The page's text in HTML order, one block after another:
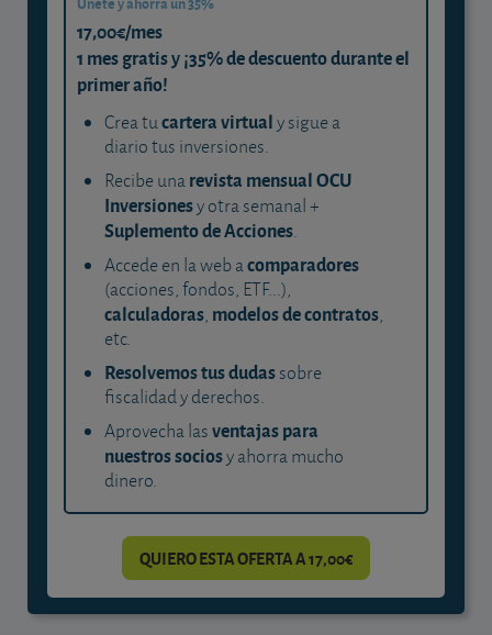
17,00€/mes
1 mes gratis y ¡35% de descuento durante el
primer año!
Crea tucartera virtualy sigue a
diario tus inversiones.
Recibe unarevista mensual OCU
Inversionesy otra semanal +
Suplemento de Acciones.
Accede en la web acomparadores
(acciones, fondos, ETF...),
calculadoras, modelos de contratos,
etc.
Resolvemos tus dudassobre
fiscalidad y derechos.
Aprovecha lasventajas para
nuestros sociosy ahorra mucho
dinero.
QUIERO ESTA OFERTA A 17,00€